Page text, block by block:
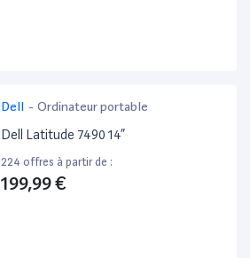
Dell - Ordinateur portable
Dell Latitude 7490 14”
224 offres à partir de :
199,99 €